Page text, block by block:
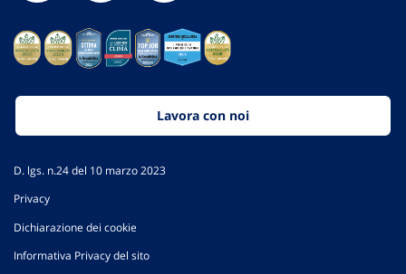
Lavora con noi
D. lgs. n.24 del 10 marzo 2023
Privacy
Dichiarazione dei cookie
Informativa Privacy del sito